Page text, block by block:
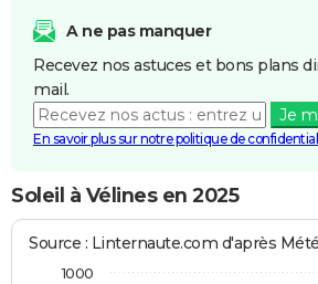
A ne pas manquer
Recevez nos astuces et bons plans
mail.
Je
En savoir plus sur notre politique de
Soleil à Vélines en 2025
Source : Linternaute.com d'après
1000